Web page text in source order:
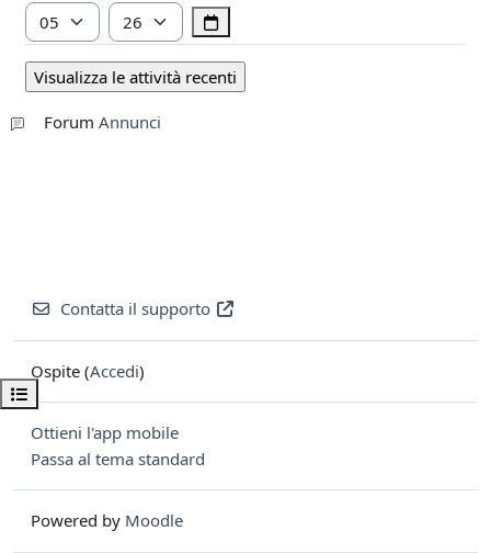
Apri indice del corso
Ora
Minuto
Forum Annunci
Contatta il supporto
Ospite (Accedi)
Ottieni l'app mobile
Passa al tema standard
Powered by Moodle